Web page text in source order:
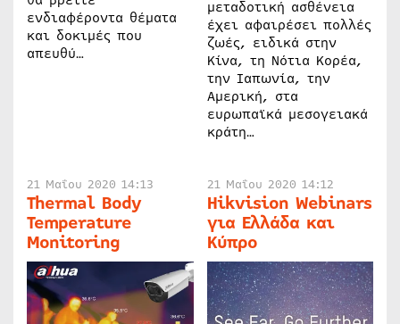
ενδιαφέροντα θέματα
και δοκιμές που
απευθύ…
μεταδοτική ασθένεια
έχει αφαιρέσει πολλές
ζωές, ειδικά στην
Κίνα, τη Νότια Κορέα,
την Ιαπωνία, την
Αμερική, στα
ευρωπαϊκά μεσογειακά
κράτη…
21 Μαΐου 2020 14:13
Thermal Body
Temperature
Monitoring
21 Μαΐου 2020 14:12
Hikvision Webinars
για Ελλάδα και
Κύπρο